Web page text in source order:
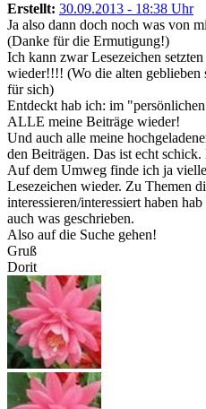
Erstellt: 30.09.2013 - 18:38 Uhr
Ja also dann doch noch was von
(Danke für die Ermutigung!)
Ich kann zwar Lesezeichen
wieder!!!! (Wo die alten geblieben
für sich)
Entdeckt hab ich: im
ALLE meine Beiträge wieder!
Und auch alle meine
den Beiträgen. Das ist echt
Auf dem Umweg finde ich ja
Lesezeichen wieder. Zu Themen
interessieren/interessiert haben
auch was geschrieben.
Also auf die Suche gehen!
Gruß
Dorit